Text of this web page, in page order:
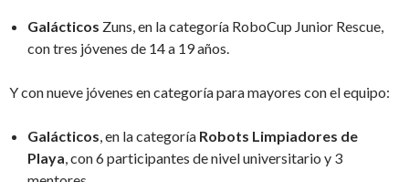
Galácticos Zuns, en la categoría RoboCup Junior Rescue,
con tres jóvenes de 14 a 19 años.
Y con nueve jóvenes en categoría para mayores con el equipo:
Galácticos , en la categoría Robots Limpiadores de
Playa , con 6 participantes de nivel universitario y 3